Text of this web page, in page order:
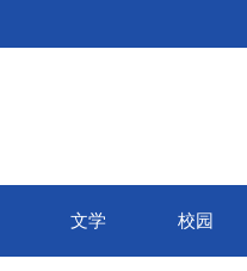
文学 校园